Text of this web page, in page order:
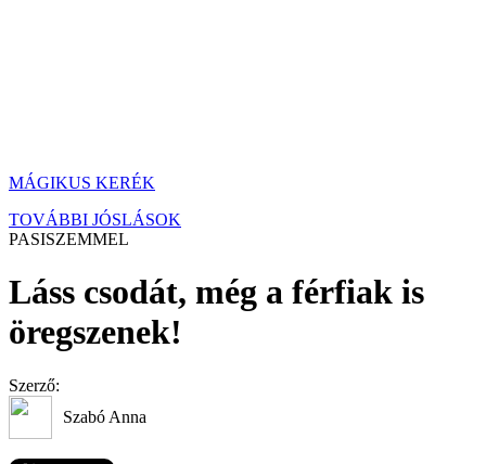
MÁGIKUS KERÉK
TOVÁBBI JÓSLÁSOK
PASISZEMMEL
Láss csodát, még a férfiak is
öregszenek!
Szerző:
Szabó Anna